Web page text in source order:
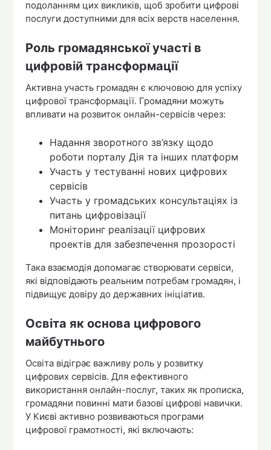
подоланням цих викликів, щоб зробити цифрові
послуги доступними для всіх верств населення.
Роль громадянської участі в
цифровій трансформації
Активна участь громадян є ключовою для успіху
цифрової трансформації. Громадяни можуть
впливати на розвиток онлайн-сервісів через:
Надання зворотного зв’язку щодо
роботи порталу Дія та інших платформ
Участь у тестуванні нових цифрових
сервісів
Участь у громадських консультаціях із
питань цифровізації
Моніторинг реалізації цифрових
проектів для забезпечення прозорості
Така взаємодія допомагає створювати сервіси,
які відповідають реальним потребам громадян, і
підвищує довіру до державних ініціатив.
Освіта як основа цифрового
майбутнього
Освіта відіграє важливу роль у розвитку
цифрових сервісів. Для ефективного
використання онлайн-послуг, таких як прописка,
громадяни повинні мати базові цифрові навички.
У Києві активно розвиваються програми
цифрової грамотності, які включають: